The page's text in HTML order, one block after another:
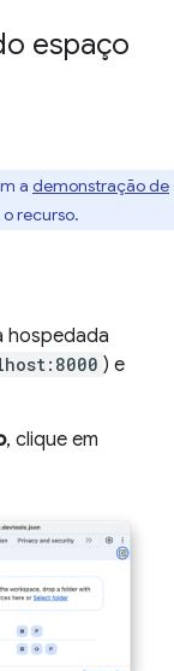
espaço
a demonstração de
recurso.
hospedada
) e
, clique em